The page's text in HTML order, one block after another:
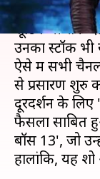
लॉकडाउन के
शूटिंग भी रोक
उनका स्टॉक भी
ऐसे में सभी
से प्रसारण शुरु
दूरदर्शन के लिए
फैसला साबित
बॉस 13', जो